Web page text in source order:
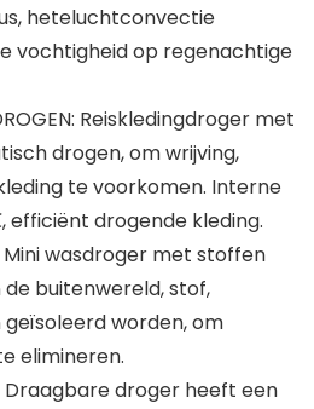
heteluchtconvectie
vochtigheid op regenachtige
Reiskledingdroger met
drogen, om wrijving,
te voorkomen. Interne
drogende kleding.
Mini wasdroger met stoffen
de buitenwereld, stof,
worden, om
elimineren.
Draagbare droger heeft een